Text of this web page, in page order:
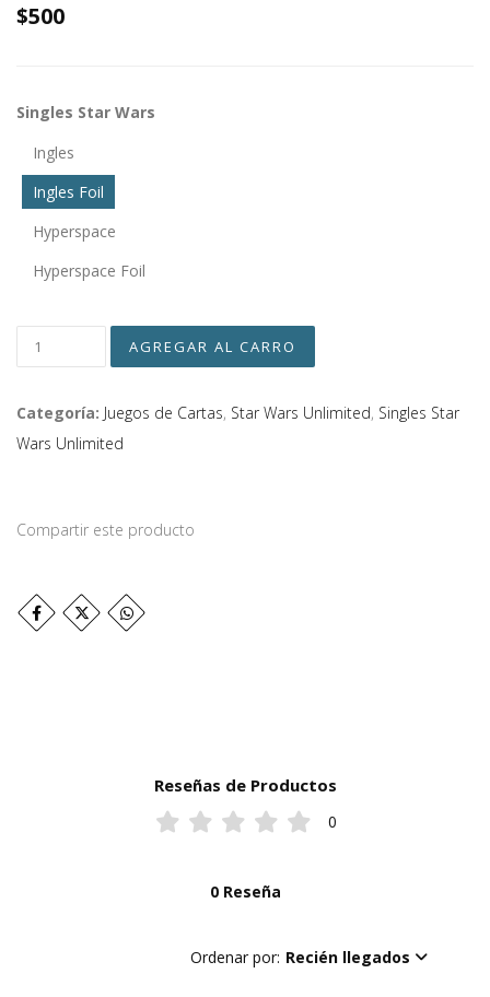
$500
Singles Star Wars
Ingles
Ingles Foil
Hyperspace
Hyperspace Foil
Categoría: Juegos de Cartas, Star Wars Unlimited, Singles Star
Wars Unlimited
Compartir este producto
Reseñas de Productos
0
0 Reseña
Ordenar por: Recién llegados